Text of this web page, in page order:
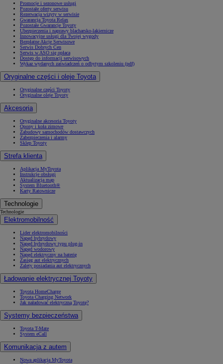
Promocje i sezonowe usługi
Pozostałe oferty serwisu
Rezerwacja wizyty w serwisie
Gwarancja Toyota Relax
Pozostałe Gwarancje Toyoty
Ubezpieczenia i naprawy blacharsko-lakiernicze
Innowacyjne usługi dla Twojej wygody
Bezpłatne Akcje Serwisowe
Serwis Dobrych Cen
Serwis w ASO się opłaca
Dostęp do informacji serwisowych
Wykaz wydanych zaświadczeń o odbytym szkoleniu (pdf)
Oryginalne części i oleje Toyota
Oryginalne części Toyoty
Oryginalne oleje Toyoty
Akcesoria
Oryginalne akcesoria Toyoty
Opony i koła zimowe
Zabudowy samochodów dostawczych
Zabezpieczenia i alarmy
Sklep Toyoty
Strefa klienta
Aplikacja MyToyota
Instrukcje obsługi
Aktualizacja map
System Bluetooth®
Karty Ratownicze
Technologie
Technologie
Elektromobilność
Lider elektromobilności
Napęd hybrydowy
Napęd hybrydowy typu plug-in
Napęd wodorowy
Napęd elektryczny na baterię
Zasięg aut elektrycznych
Zalety posiadania aut elektrycznych
Ładowanie elektrycznej Toyoty
Toyota HomeCharge
Toyota Charging Network
Jak naładować elektryczną Toyotę?
Systemy bezpieczeństwa
Toyota T-Mate
System eCall
Komunikacja z autem
Nowa aplikacja MyToyota